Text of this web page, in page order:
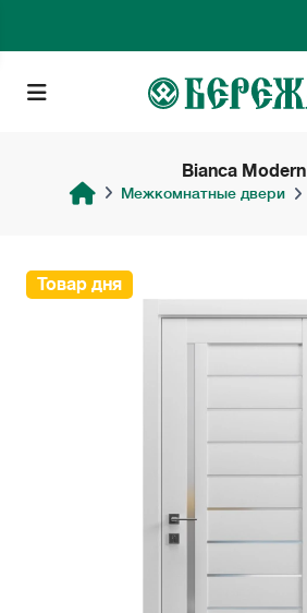
Bianca Modern
Межкомнатные двери
Товар дня